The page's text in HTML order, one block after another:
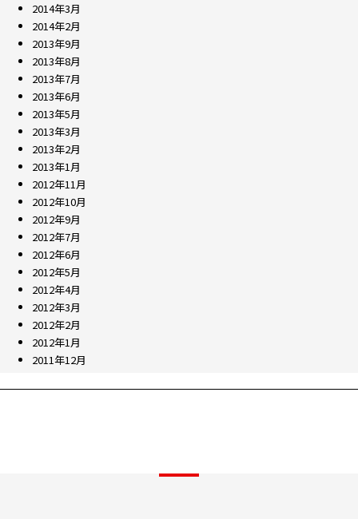
2014年3月
2014年2月
2013年9月
2013年8月
2013年7月
2013年6月
2013年5月
2013年3月
2013年2月
2013年1月
2012年11月
2012年10月
2012年9月
2012年7月
2012年6月
2012年5月
2012年4月
2012年3月
2012年2月
2012年1月
2011年12月